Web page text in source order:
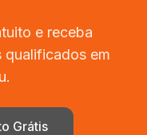
e receba
qualificados em
.
Grátis